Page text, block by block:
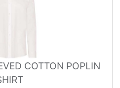
COTTON POPLIN